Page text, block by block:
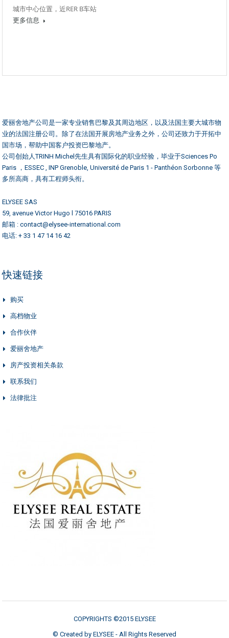
城市中心位置，近RER B车站
更多信息
爱丽舍地产公司是一家专业销售巴黎及其周边地区，以及法国主要大城市物
业的法国注册公司。除了在法国开展房地产业务之外，公司还致力于开拓中
国市场，帮助中国客户投资巴黎地产。
公司创始人TRINH Michel先生具有国际化的职业经验，毕业于Sciences Po
Paris ，ESSEC , INP Grenoble, Université de Paris 1 - Panthéon Sorbonne 等
多所高商，具有工程师头衔。
ELYSEE SAS
59, avenue Victor Hugo l 75016 PARIS
邮箱 : contact@elysee-international.com
电话: + 33 1 47 14 16 42
快速链接
购买
高档物业
合作伙伴
爱丽舍地产
房产投资相关条款
联系我们
法律批注
COPYRIGHTS ©2015 ELYSEE
© Created by ELYSEE - All Rights Reserved